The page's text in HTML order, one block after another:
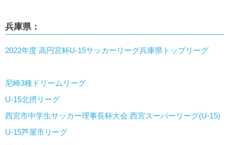
兵庫県：
2022年度 高円宮杯U-15サッカーリーグ兵庫県トップリーグ
尼崎3種ドリームリーグ
U-15北摂リーグ
西宮市中学生サッカー理事長杯大会 西宮スーパーリーグ(U-15)
U-15芦屋市リーグ